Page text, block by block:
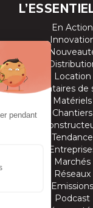
En Action
Location
Prestataires de
Matériels
Chantiers
Tendance
Marchés
Réseaux
Emissions
Podcast